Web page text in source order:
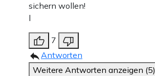
sichern wollen!
l
7
Antworten
Weitere Antworten anzeigen (5)